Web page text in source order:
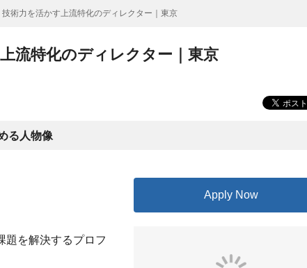
術力を活かす上流特化のディレクター｜東京
流特化のディレクター｜東京
る人物像
題を解決するプロフ
Apply Now